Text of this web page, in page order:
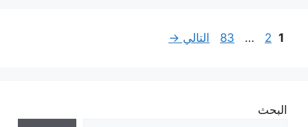
Page
1
Page
2
…
Page
83 التالي →
البحث